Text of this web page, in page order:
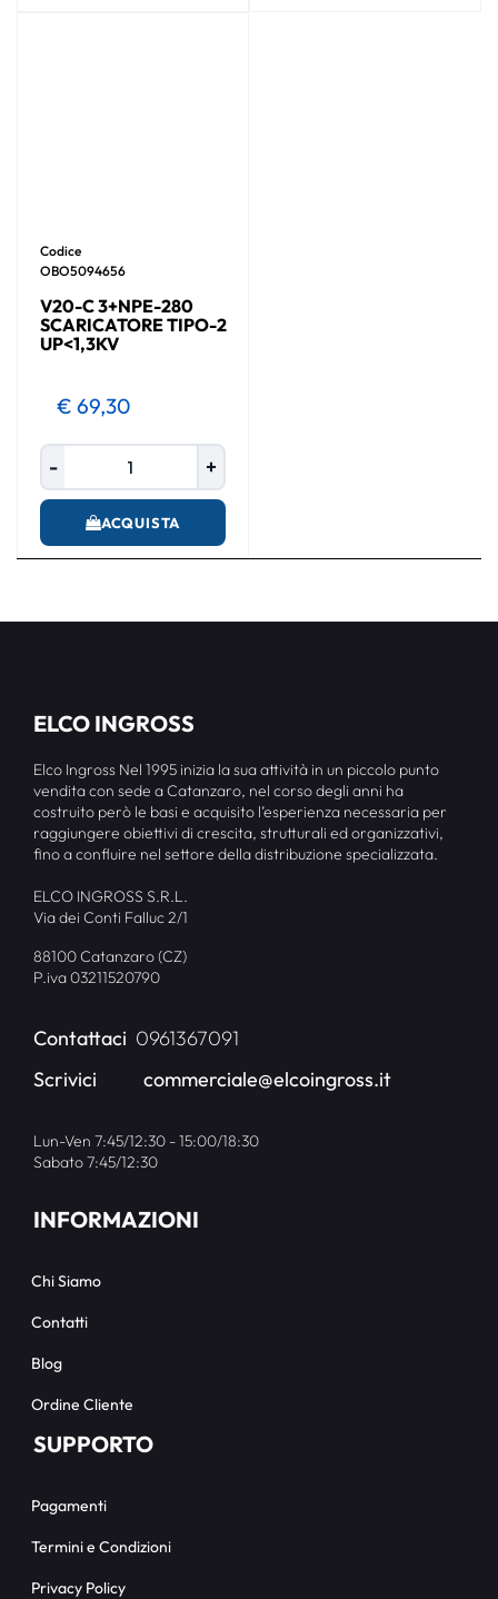
Codice
OBO5094656
V20-C 3+NPE-280
SCARICATORE TIPO-2
UP<1,3KV
€ 69,30
ACQUISTA
ELCO INGROSS
Elco Ingross Nel 1995 inizia la sua attività in un piccolo punto
vendita con sede a Catanzaro, nel corso degli anni ha
costruito però le basi e acquisito l’esperienza necessaria per
raggiungere obiettivi di crescita, strutturali ed organizzativi,
fino a confluire nel settore della distribuzione specializzata.
ELCO INGROSS S.R.L.
Via dei Conti Falluc 2/1
88100 Catanzaro (CZ)
P.iva 03211520790
Contattaci 0961367091
Scrivici
commerciale@elcoingross.it
Lun-Ven 7:45/12:30 - 15:00/18:30
Sabato 7:45/12:30
INFORMAZIONI
Chi Siamo
Contatti
Blog
Ordine Cliente
SUPPORTO
Pagamenti
Termini e Condizioni
Privacy Policy